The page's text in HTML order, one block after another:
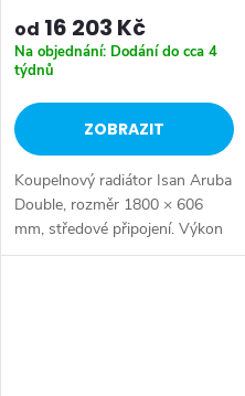
od 16 203 Kč
Na objednání: Dodání do cca 4
týdnů
ZOBRAZIT
Koupelnový radiátor Isan Aruba
Double, rozměr 1800 × 606
mm, středové připojení. Výkon
1667 W.